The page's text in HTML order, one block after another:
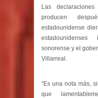
Las
producen
estadounidense
sonorense y el
Villarreal.
“Es una nota más,
que